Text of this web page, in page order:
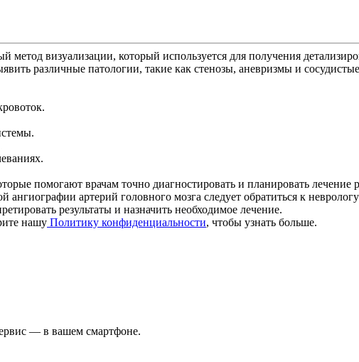
визуализации, который используется для получения
различные патологии, такие как стенозы, аневризмы и
помогают врачам точно диагностировать и планировать лечение
ангиографии артерий головного мозга следует обратиться к
результаты и назначить необходимое лечение.
нашу Политику конфиденциальности, чтобы узнать больше.
— в вашем смартфоне.